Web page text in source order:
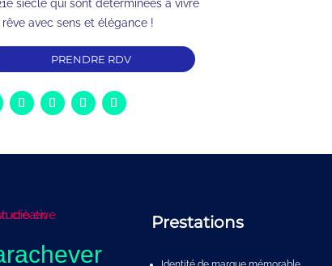
siècle qui sont déterminées à vivre
rêve avec sens et élégance !
PRENDRE RDV
Prestations